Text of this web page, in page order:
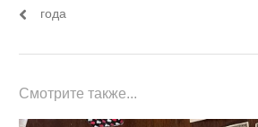
года
Смотрите также...